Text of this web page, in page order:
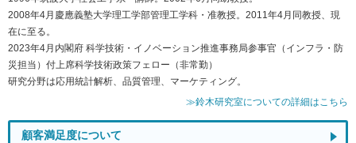
2008年4月慶應義塾大学理工学部管理工学科・准教授。2011年4月同教授、現
在に至る。
2023年4月内閣府 科学技術・イノベーション推進事務局参事官（インフラ・防
災担当）付上席科学技術政策フェロー（非常勤）
研究分野は応用統計解析、品質管理、マーケティング。
≫鈴木研究室についての詳細はこちら
顧客満足度について